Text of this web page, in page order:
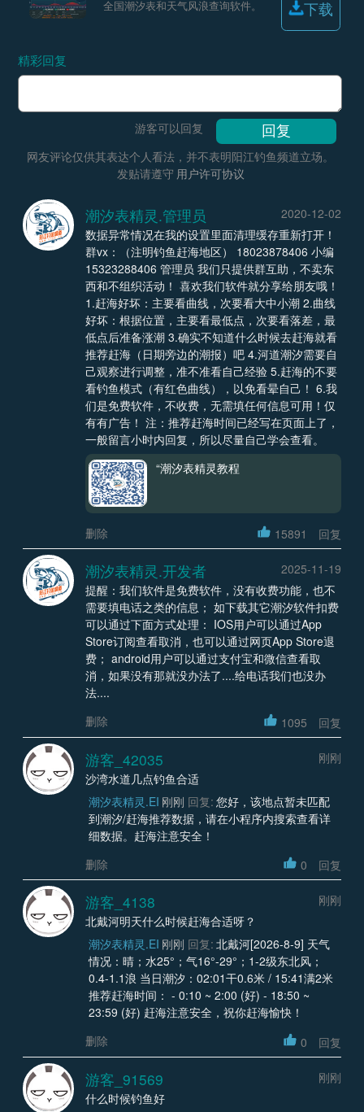
全国潮汐表和天气风浪查询软件。 下载
精彩回复
游客可以回复
网友评论仅供其表达个人看法，并不表明阳江钓鱼频道立场。
发贴请遵守 用户许可协议
潮汐表精灵.管理员
2020-12-02
数据异常情况在我的设置里面清理缓存重新打开！
群vx：（注明钓鱼赶海地区） 18023878406 小编
15323288406 管理员 我们只提供群互助，不卖东
西和不组织活动！ 喜欢我们软件就分享给朋友哦！
1.赶海好坏：主要看曲线，次要看大中小潮 2.曲线
好坏：根据位置，主要看最低点，次要看落差，最
低点后准备涨潮 3.确实不知道什么时候去赶海就看
推荐赶海（日期旁边的潮报）吧 4.河道潮汐需要自
己观察进行调整，准不准看自己经验 5.赶海的不要
看钓鱼模式（有红色曲线），以免看晕自己！ 6.我
们是免费软件，不收费，无需填任何信息可用！仅
有有广告！ 注：推荐赶海时间已经写在页面上了，
一般留言小时内回复，所以尽量自己学会查看。
“潮汐表精灵教程
删除 15891 回复
潮汐表精灵.开发者
2025-11-19
提醒：我们软件是免费软件，没有收费功能，也不
需要填电话之类的信息； 如下载其它潮汐软件扣费
可以通过下面方式处理： IOS用户可以通过App
Store订阅查看取消，也可以通过网页App Store退
费； android用户可以通过支付宝和微信查看取
消，如果没有那就没办法了....给电话我们也没办
法....
删除
1095 回复
游客_42035
刚刚
沙湾水道几点钓鱼合适
潮汐表精灵.EI 刚刚 回复: 您好，该地点暂未匹配
到潮汐/赶海推荐数据，请在小程序内搜索查看详
细数据。赶海注意安全！
删除
0 回复
游客_4138
刚刚
北戴河明天什么时候赶海合适呀？
潮汐表精灵.EI 刚刚 回复: 北戴河[2026-8-9] 天气
情况：晴；水25°；气16°-29°；1-2级东北风；
0.4-1.1浪 当日潮汐：02:01干0.6米 / 15:41满2米
推荐赶海时间： - 0:10 ~ 2:00 (好) - 18:50 ~
23:59 (好) 赶海注意安全，祝你赶海愉快！
删除
0 回复
游客_91569
刚刚
什么时候钓鱼好